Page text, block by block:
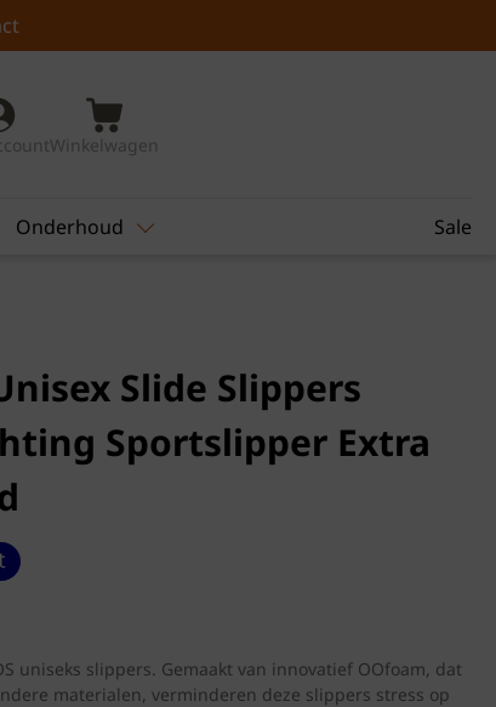
Winkelwagen
Onderhoud Sale
Slide Slippers
Sportslipper Extra
uniseks slippers. Gemaakt van innovatief OOfoam, dat
materialen, verminderen deze slippers stress op